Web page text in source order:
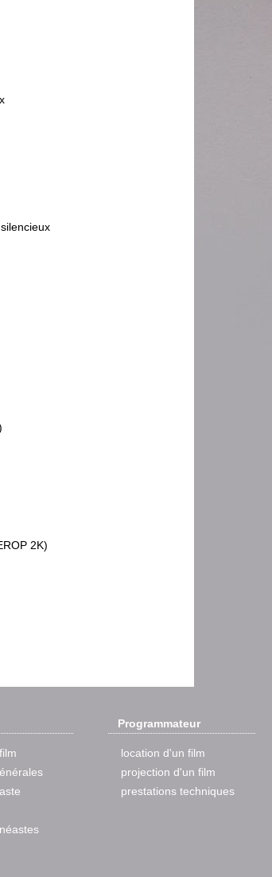
2K)
Programmateur
location d'un film
projection d'un film
prestations techniques